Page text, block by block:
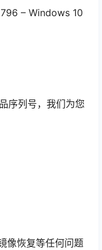
– Windows 10
序列号，我们为您
像恢复等任何问题